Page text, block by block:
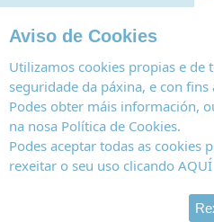
Política de cookies| Rexistro de
Aviso de Cookies
Utilizamos cookies propias e de
seguridade da páxina, e con fins
Podes obter máis información,
na nosa Política de Cookies.
Podes aceptar todas as
rexeitar o seu uso clicando AQUÍ